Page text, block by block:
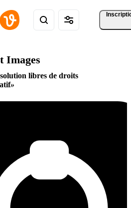
Images
libres de droits